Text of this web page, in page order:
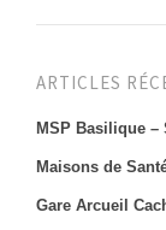
ARTICLES
MSP Basilique
Maisons de
Gare Arcueil